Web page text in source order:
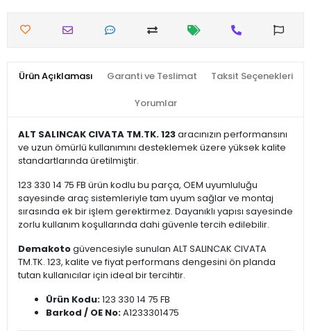
Ürün Açıklaması Garanti ve Teslimat Taksit Seçenekleri
Yorumlar
ALT SALINCAK CIVATA TM.TK. 123aracınızın performansını
ve uzun ömürlü kullanımını desteklemek üzere yüksek kalite
standartlarında üretilmiştir.
123 330 14 75 FB ürün kodlu bu parça, OEM uyumluluğu
sayesinde araç sistemleriyle tam uyum sağlar ve montaj
sırasında ek bir işlem gerektirmez. Dayanıklı yapısı sayesinde
zorlu kullanım koşullarında dahi güvenle tercih edilebilir.
Demakotogüvencesiyle sunulan ALT SALINCAK CIVATA
TM.TK. 123, kalite ve fiyat performans dengesini ön planda
tutan kullanıcılar için ideal bir tercihtir.
Ürün Kodu:123 330 14 75 FB
Barkod / OE No:A1233301475